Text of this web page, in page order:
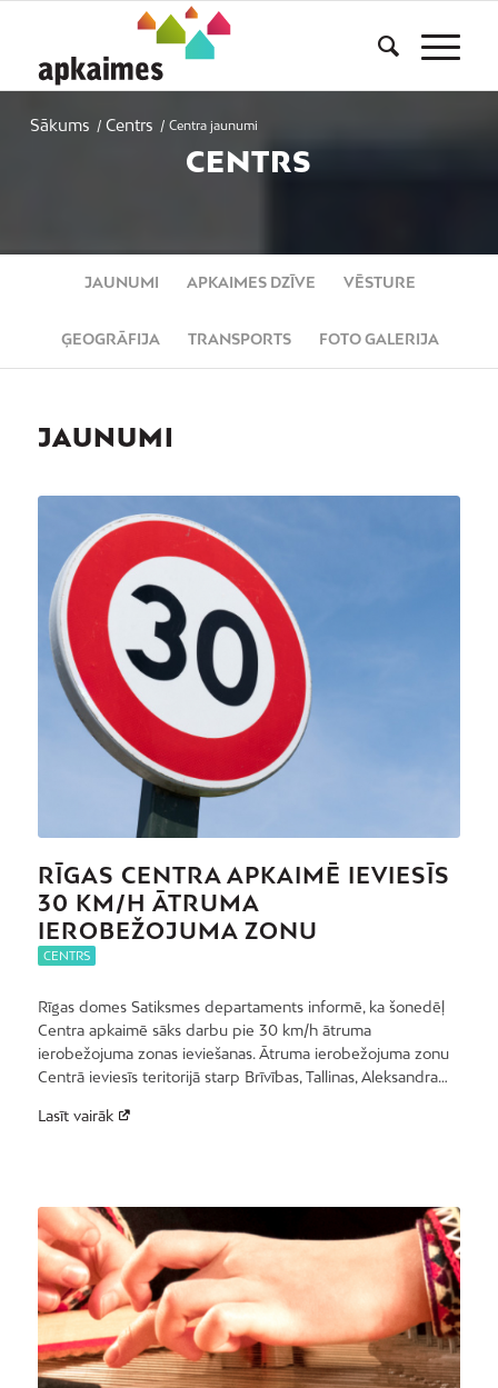
Sākums / Centrs / Centra jaunumi
CENTRS
JAUNUMI APKAIMES DZĪVE VĒSTURE
ĢEOGRĀFIJA TRANSPORTS FOTO GALERIJA
JAUNUMI
RĪGAS CENTRA APKAIMĒ IEVIESĪS
30 KM/H ĀTRUMA
IEROBEŽOJUMA ZONU
CENTRS
Rīgas domes Satiksmes departaments informē, ka šonedēļ
Centra apkaimē sāks darbu pie 30 km/h ātruma
ierobežojuma zonas ieviešanas. Ātruma ierobežojuma zonu
Centrā ieviesīs teritorijā starp Brīvības, Tallinas, Aleksandra…
Lasīt vairāk